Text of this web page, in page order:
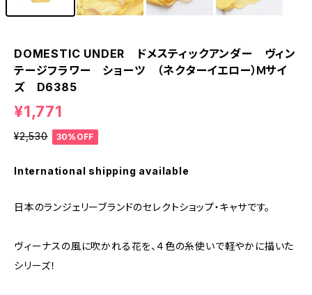
DOMESTIC UNDER ドメスティックアンダー ヴィン
テージフラワー ショーツ （ネクターイエロー）Ｍサイ
ズ D6385
¥1,771
¥2,530 30%OFF
International shipping available
日本のランジェリーブランドのセレクトショップ・キャサです。
ヴィーナスの風に吹かれる花を、４色の糸使いで軽やかに描いた
シリーズ！